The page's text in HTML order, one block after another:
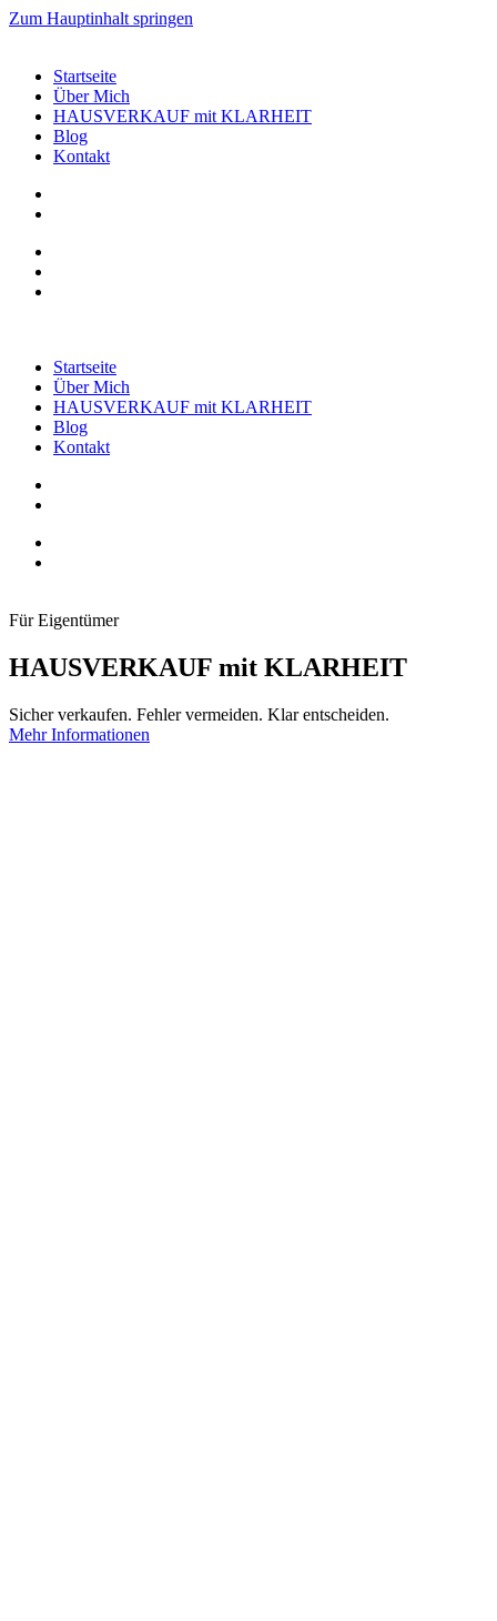
Zum Hauptinhalt springen
Startseite
Über Mich
HAUSVERKAUF mit KLARHEIT
Blog
Kontakt
Startseite
Über Mich
HAUSVERKAUF mit KLARHEIT
Blog
Kontakt
Für Eigentümer
HAUSVERKAUF mit KLARHEIT
Sicher verkaufen. Fehler vermeiden. Klar entscheiden.
Mehr Informationen